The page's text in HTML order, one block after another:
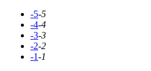
-5-5
-4-4
-3-3
-2-2
-1-1